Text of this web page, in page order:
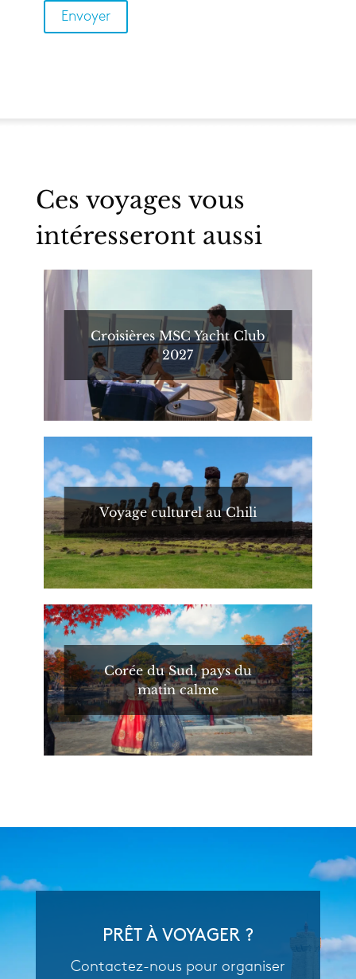
Ces voyages vous
intéresseront aussi
Croisières MSC Yacht Club
2027
Voyage culturel au Chili
Corée du Sud, pays du
matin calme
PRÊT À VOYAGER ?
Contactez-nous pour organiser